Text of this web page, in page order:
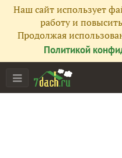
Наш сайт использует
работу и
Продолжая
Политикой